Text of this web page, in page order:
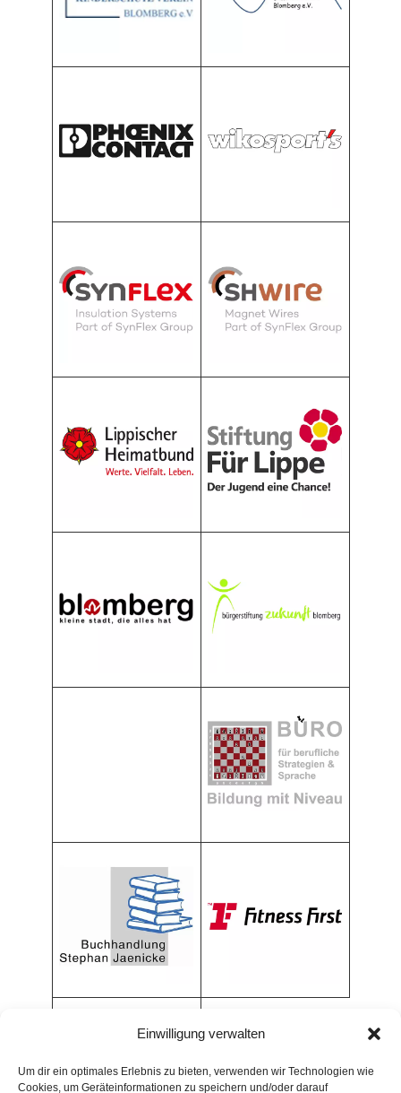
Einwilligung verwalten
Um dir ein optimales Erlebnis zu bieten, verwenden wir Technologien wie
Cookies, um Geräteinformationen zu speichern und/oder darauf